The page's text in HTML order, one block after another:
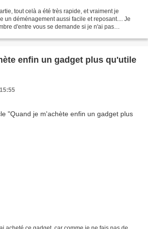
tout celà a été très rapide, et vraiment je
un déménagement aussi facile et reposant.... Je
d'entre vous se demande si je n'ai pas
enfin un gadget plus qu'utile